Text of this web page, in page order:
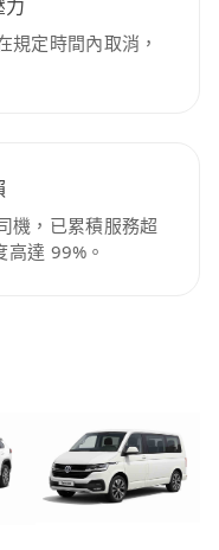
力
規定時間內取消，
機，已累積服務超
達 99%。